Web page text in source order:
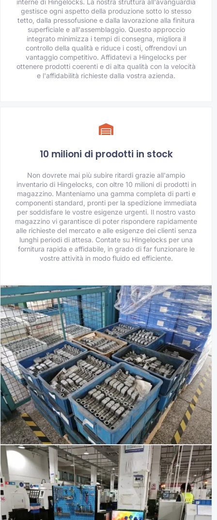
interne di Hingelocks. La nostra struttura all'avanguardia
gestisce ogni aspetto della produzione sotto lo stesso
tetto, dalla pressofusione e dalla lavorazione alla finitura
superficiale e all'assemblaggio. Questo approccio
integrato minimizza i tempi di consegna, migliora il
controllo della qualità e riduce i costi, offrendovi un
vantaggio competitivo. Affidatevi a Hingelocks per
ottenere prodotti coerenti e di alta qualità con la velocità
e l'affidabilità richieste dalla vostra azienda.
10 milioni di prodotti in stock
Non dovrete mai più subire ritardi grazie all'ampio
inventario di Hingelocks, con oltre 10 milioni di prodotti in
magazzino. Manteniamo una gamma completa di parti e
componenti standard, pronti per la spedizione immediata
per soddisfare le vostre esigenze urgenti. Il nostro vasto
magazzino vi garantisce di poter rispondere rapidamente
alle richieste del mercato e alle esigenze dei clienti senza
lunghi periodi di attesa. Contate su Hingelocks per una
fornitura rapida e affidabile, in grado di far funzionare le
vostre attività in modo fluido ed efficiente.